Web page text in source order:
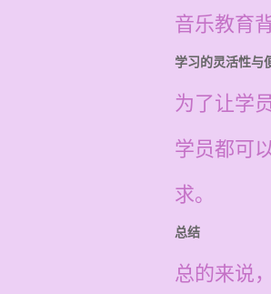
音乐教育
学习的灵活性与
为了让学
学员都可
求。
总结
总的来说